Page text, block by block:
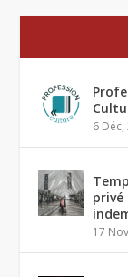
6 Déc,
privé
17